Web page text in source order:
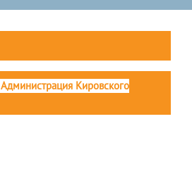
Администрация Кировского